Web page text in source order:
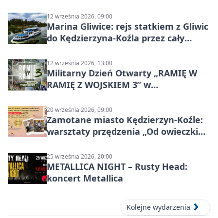
12 września 2026, 09:00
Marina Gliwice: rejs statkiem z Gliwic
do Kędzierzyna-Koźla przez cały
12 września 2026, 13:00
Militarny Dzień Otwarty „RAMIĘ W
RAMIĘ Z WOJSKIEM 3” w
20 września 2026, 09:00
Zamotane miasto Kędzierzyn-Koźle:
warsztaty przędzenia „Od owieczki
25 września 2026, 20:00
METALLICA NIGHT – Rusty Head:
koncert Metallica
Kolejne wydarzenia